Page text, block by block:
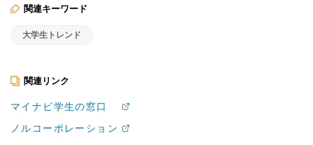
関連キーワード
大学生トレンド
関連リンク
マイナビ学生の窓口
ノルコーポレーション